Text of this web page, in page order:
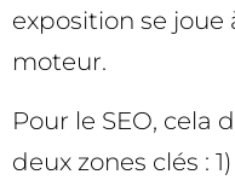
exposition se joue
moteur.
Pour le SEO, cela
deux zones clés :